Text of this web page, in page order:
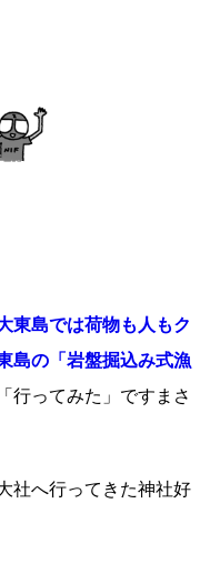
東島では荷物も人もク
島の「岩盤掘込み式漁
行ってみた」ですまさ
社へ行ってきた神社好